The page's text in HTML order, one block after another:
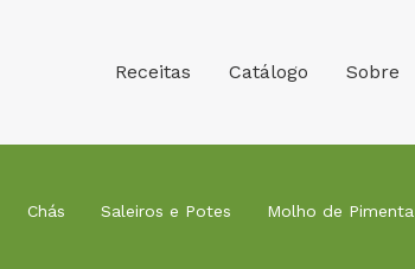
Receitas Catálogo Sobre
Chás Saleiros e Potes Molho de Pimenta